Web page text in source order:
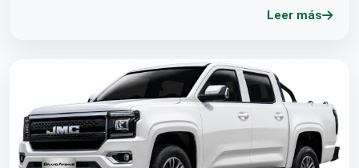
Leer más